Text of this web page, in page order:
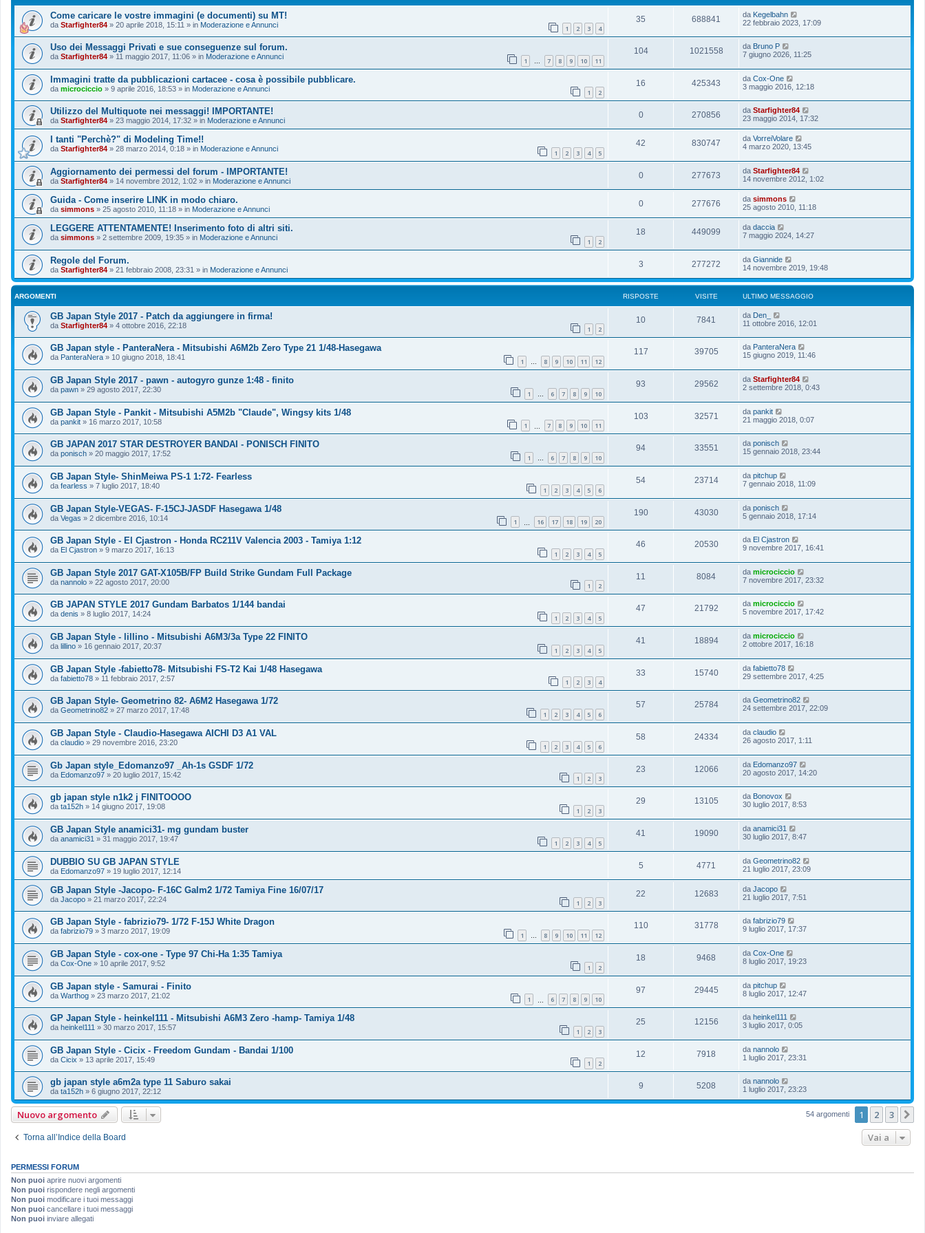
Come caricare le vostre immagini (e documenti) su MT!
da Starfighter84 » 20 aprile 2018, 15:11 » in Moderazione e Annunci 1 2 3 4
35 688841 da Kegelbahn
22 febbraio 2023, 17:09
Uso dei Messaggi Privati e sue conseguenze sul forum.
da Starfighter84 » 11 maggio 2017, 11:06 » in Moderazione e Annunci 1 … 7 8 9 10 11
104 1021558 da Bruno P
7 giugno 2026, 11:25
Immagini tratte da pubblicazioni cartacee - cosa è possibile pubblicare.
da microciccio » 9 aprile 2016, 18:53 » in Moderazione e Annunci 1 2
16 425343 da Cox-One
3 maggio 2016, 12:18
Utilizzo del Multiquote nei messaggi! IMPORTANTE!
da Starfighter84 » 23 maggio 2014, 17:32 » in Moderazione e Annunci
0 270856 da Starfighter84
23 maggio 2014, 17:32
I tanti "Perchè?" di Modeling Time!!
da Starfighter84 » 28 marzo 2014, 0:18 » in Moderazione e Annunci 1 2 3 4 5
42 830747 da VorreiVolare
4 marzo 2020, 13:45
Aggiornamento dei permessi del forum - IMPORTANTE!
da Starfighter84 » 14 novembre 2012, 1:02 » in Moderazione e Annunci
0 277673 da Starfighter84
14 novembre 2012, 1:02
Guida - Come inserire LINK in modo chiaro.
da simmons » 25 agosto 2010, 11:18 » in Moderazione e Annunci
0 277676 da simmons
25 agosto 2010, 11:18
LEGGERE ATTENTAMENTE! Inserimento foto di altri siti.
da simmons » 2 settembre 2009, 19:35 » in Moderazione e Annunci 1 2
18 449099 da daccia
7 maggio 2024, 14:27
Regole del Forum.
da Starfighter84 » 21 febbraio 2008, 23:31 » in Moderazione e Annunci
3 277272 da Giannide
14 novembre 2019, 19:48
ARGOMENTI RISPOSTE VISITE ULTIMO MESSAGGIO
GB Japan Style 2017 - Patch da aggiungere in firma!
da Starfighter84 » 4 ottobre 2016, 22:18 1 2
10 7841 da Den_
11 ottobre 2016, 12:01
GB Japan style - PanteraNera - Mitsubishi A6M2b Zero Type 21 1/48-Hasegawa
da PanteraNera » 10 giugno 2018, 18:41 1 … 8 9 10 11 12
117 39705 da PanteraNera
15 giugno 2019, 11:46
GB Japan Style 2017 - pawn - autogyro gunze 1:48 - finito
da pawn » 29 agosto 2017, 22:30 1 … 6 7 8 9 10
93 29562 da Starfighter84
2 settembre 2018, 0:43
GB Japan Style - Pankit - Mitsubishi A5M2b "Claude", Wingsy kits 1/48
da pankit » 16 marzo 2017, 10:58 1 7 8 9 10 11
103 32571 da pankit
21 maggio 2018, 0:07
GB JAPAN 2017 STAR DESTROYER BANDAI - PONISCH FINITO
da ponisch » 20 maggio 2017, 17:52 1 … 6 7 8 9 10
94 33551 da ponisch
15 gennaio 2018, 23:44
GB Japan Style- ShinMeiwa PS-1 1:72- Fearless
da fearless » 7 luglio 2017, 18:40 1 2 3 4 5 6
54 23714 da pitchup
7 gennaio 2018, 11:09
GB Japan Style-VEGAS- F-15CJ-JASDF Hasegawa 1/48
da Vegas » 2 dicembre 2016, 10:14 1 16 17 18 19 20
190 43030 da ponisch
5 gennaio 2018, 17:14
GB Japan Style - El Cjastron - Honda RC211V Valencia 2003 - Tamiya 1:12
da El Cjastron » 9 marzo 2017, 16:13 1 2 3 4 5
46 20530 da El Cjastron
9 novembre 2017, 16:41
GB Japan Style 2017 GAT-X105B/FP Build Strike Gundam Full Package
da nannolo » 22 agosto 2017, 20:00 1 2
11 8084 da microciccio
7 novembre 2017, 23:32
GB JAPAN STYLE 2017 Gundam Barbatos 1/144 bandai
da denis » 8 luglio 2017, 14:24 1 2 3 4 5
47 21792 da microciccio
5 novembre 2017, 17:42
GB Japan Style - lillino - Mitsubishi A6M3/3a Type 22 FINITO
da lillino » 16 gennaio 2017, 20:37 1 2 3 4 5
41 18894 da microciccio
2 ottobre 2017, 16:18
GB Japan Style -fabietto78- Mitsubishi FS-T2 Kai 1/48 Hasegawa
da fabietto78 » 11 febbraio 2017, 2:57 1 2 3 4
33 15740 da fabietto78
29 settembre 2017, 4:25
GB Japan Style- Geometrino 82- A6M2 Hasegawa 1/72
da Geometrino82 » 27 marzo 2017, 17:48 1 2 3 4 5 6
57 25784 da Geometrino82
24 settembre 2017, 22:09
GB Japan Style - Claudio-Hasegawa AICHI D3 A1 VAL
da claudio » 29 novembre 2016, 23:20 1 2 3 4 5 6
58 24334 da claudio
26 agosto 2017, 1:11
Gb Japan style_Edomanzo97 _Ah-1s GSDF 1/72
da Edomanzo97 » 20 luglio 2017, 15:42 1 2 3
23 12066 da Edomanzo97
20 agosto 2017, 14:20
gb japan style n1k2 j FINITOOOO
da ta152h » 14 giugno 2017, 19:08 1 2 3
29 13105 da Bonovox
30 luglio 2017, 8:53
GB Japan Style anamici31- mg gundam buster
da anamici31 » 31 maggio 2017, 19:47 1 2 3 4 5
41 19090 da anamici31
30 luglio 2017, 8:47
DUBBIO SU GB JAPAN STYLE
da Edomanzo97 » 19 luglio 2017, 12:14
5 4771 da Geometrino82
21 luglio 2017, 23:09
GB Japan Style -Jacopo- F-16C Galm2 1/72 Tamiya Fine 16/07/17
da Jacopo » 21 marzo 2017, 22:24 1 2 3
22 12683 da Jacopo
21 luglio 2017, 7:51
GB Japan Style - fabrizio79- 1/72 F-15J White Dragon
da fabrizio79 » 3 marzo 2017, 19:09 1 … 8 9 10 11 12
110 31778 da fabrizio79
9 luglio 2017, 17:37
GB Japan Style - cox-one - Type 97 Chi-Ha 1:35 Tamiya
da Cox-One » 10 aprile 2017, 9:52 1 2
18 9468 da Cox-One
8 luglio 2017, 19:23
GB Japan style - Samurai - Finito
da Warthog » 23 marzo 2017, 21:02 1 6 7 8 9 10
97 29445 da pitchup
8 luglio 2017, 12:47
GP Japan Style - heinkel111 - Mitsubishi A6M3 Zero -hamp- Tamiya 1/48
da heinkel111 » 30 marzo 2017, 15:57 1 2 3
25 12156 da heinkel111
3 luglio 2017, 0:05
GB Japan Style - Cicix - Freedom Gundam - Bandai 1/100
da Cicix » 13 aprile 2017, 15:49 1 2
12 7918 da nannolo
1 luglio 2017, 23:31
gb japan style a6m2a type 11 Saburo sakai
da ta152h » 6 giugno 2017, 22:12
9 5208 da nannolo
1 luglio 2017, 23:23
Nuovo argomento 54 argomenti 1 2 3
Torna all’Indice della Board Vai a
PERMESSI FORUM
Non puoi aprire nuovi argomenti
Non puoi rispondere negli argomenti
Non puoi modificare i tuoi messaggi
Non puoi cancellare i tuoi messaggi
Non puoi inviare allegati